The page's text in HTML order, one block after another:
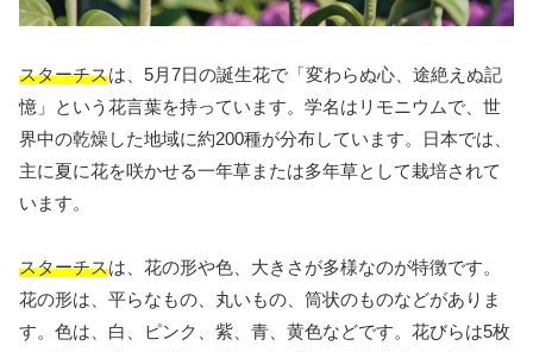
スターチスは、5月7日の誕生花で「変わらぬ心、途絶えぬ記
憶」という花言葉を持っています。学名はリモニウムで、世
界中の乾燥した地域に約200種が分布しています。日本では、
主に夏に花を咲かせる一年草または多年草として栽培されて
います。
スターチスは、花の形や色、大きさが多様なのが特徴です。
花の形は、平らなもの、丸いもの、筒状のものなどがありま
す。色は、白、ピンク、紫、青、黄色などです。花びらは5枚